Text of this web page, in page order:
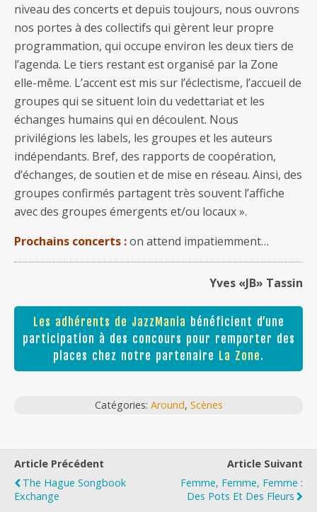
niveau des concerts et depuis toujours, nous ouvrons
nos portes à des collectifs qui gèrent leur propre
programmation, qui occupe environ les deux tiers de
l’agenda. Le tiers restant est organisé par la Zone
elle-même. L’accent est mis sur l’éclectisme, l’accueil de
groupes qui se situent loin du vedettariat et les
échanges humains qui en découlent. Nous
privilégions les labels, les groupes et les auteurs
indépendants. Bref, des rapports de coopération,
d’échanges, de soutien et de mise en réseau. Ainsi, des
groupes confirmés partagent très souvent l’affiche
avec des groupes émergents et/ou locaux ».
Prochains concerts :on attend impatiemment…
Yves «JB» Tassin
Les adhérents de JazzMania bénéficient d’une
participation à des concours pour remporter des
places chez notre partenaire La Zone.
Catégories: Around, Scènes
Article Précédent
The Hague Songbook
Exchange
Article Suivant
Femme, Femme, Femme :
Des Pots Et Des Fleurs